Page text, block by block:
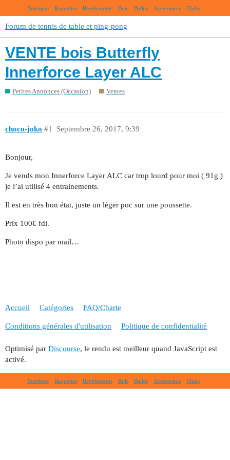
Boutique Raquettes Revêtements Bois Balles Accessoires Clubs
Forum de tennis de table et ping-pong
VENTE bois Butterfly
Innerforce Layer ALC
Petites Annonces (Occasion) Ventes
choco-joko Septembre 26, 2017, 9:39
#1
Bonjour,
Je vends mon Innerforce Layer ALC car trop lourd pour moi ( 91g )
je l’ai utilisé 4 entrainements.
Il est en très bon état, juste un léger poc sur une poussette.
Prix 100€ fdi.
Photo dispo par mail…
Accueil Catégories FAQ/Charte
Conditions générales d'utilisation Politique de confidentialité
Optimisé par Discourse, le rendu est meilleur quand JavaScript est
activé.
Boutique Raquettes Revêtements Bois Balles Accessoires Clubs